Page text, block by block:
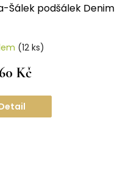
Šálek podšálek Denim
(12 ks)
Kč